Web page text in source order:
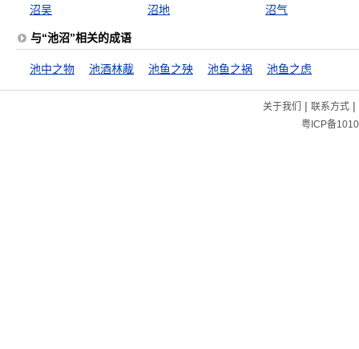
沼吴
沼地 沼气
与“池沼”相关的成语
池中之物 池酒林胾 池鱼之殃 池鱼之祸 池鱼之虑
关于我们 | 联系方式|
粤ICP备